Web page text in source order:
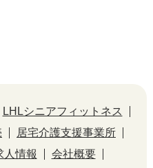
LHLシニアフィットネス
居宅介護支援事業所
人情報
会社概要